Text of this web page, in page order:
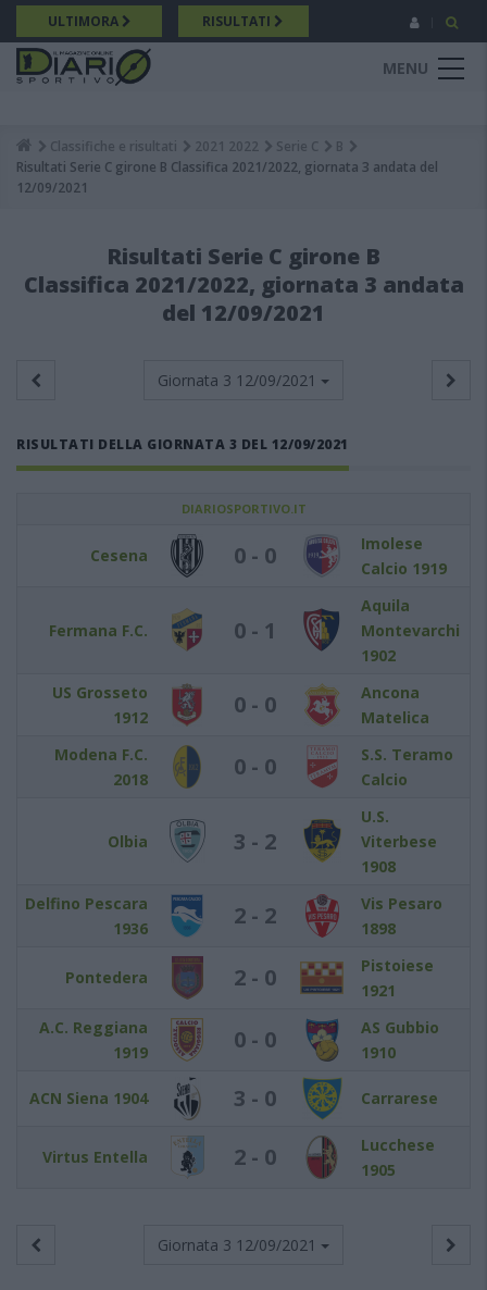
Salta
al
contenuto
principale
ULTIMORA RISULTATI
MENU
Breadcrumb
Classifiche e risultati 2021 2022 Serie C
B
Risultati Serie C girone B Classifica 2021/2022, giornata 3 andata del
12/09/2021
Risultati Serie C girone B
Classifica 2021/2022, giornata 3 andata
del 12/09/2021
Giornata 3 12/09/2021
RISULTATI DELLA GIORNATA 3 DEL 12/09/2021
DIARIOSPORTIVO.IT
Cesena 0 - 0
Imolese
Calcio 1919
Fermana F.C. 0 - 1
Aquila
Montevarchi
1902
US Grosseto
1912
0 - 0
Ancona
Matelica
Modena F.C.
2018
0 - 0
S.S. Teramo
Calcio
Olbia 3 - 2
U.S.
Viterbese
1908
Delfino Pescara
1936
2 - 2
Vis Pesaro
1898
Pontedera 2 - 0
Pistoiese
1921
A.C. Reggiana
1919
0 - 0
AS Gubbio
1910
ACN Siena 1904 3 - 0 Carrarese
Virtus Entella 2 - 0
Lucchese
1905
Giornata 3 12/09/2021